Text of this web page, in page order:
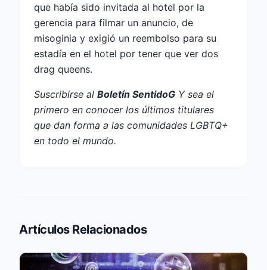
que había sido invitada al hotel por la
gerencia para filmar un anuncio, de
misoginia y exigió un reembolso para su
estadía en el hotel por tener que ver dos
drag queens.
Suscribirse al Boletín SentidoG Y sea el
primero en conocer los últimos titulares
que dan forma a las comunidades LGBTQ+
en todo el mundo.
Artículos Relacionados